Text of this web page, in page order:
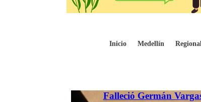
Inicio Medellín
Falleció Germán